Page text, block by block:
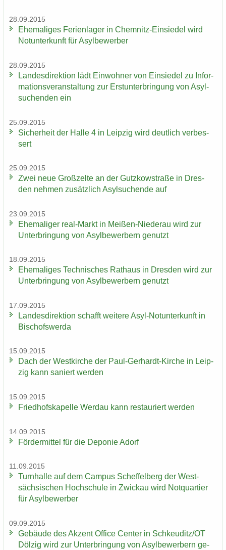
28.09.2015
Ehe­ma­li­ges Fe­ri­en­la­ger in Chemnitz-​Einsiedel wird
Not­un­ter­kunft für Asyl­be­wer­ber
28.09.2015
Lan­des­di­rek­ti­on lädt Ein­woh­ner von Ein­sie­del zu In­for­
ma­ti­ons­ver­an­stal­tung zur Erst­un­ter­brin­gung von Asyl­
su­chen­den ein
25.09.2015
Si­cher­heit der Halle 4 in Leip­zig wird deut­lich ver­bes­
sert
25.09.2015
Zwei neue Groß­zel­te an der Gutz­kow­stra­ße in Dres­
den neh­men zu­sätz­lich Asyl­su­chen­de auf
23.09.2015
Ehe­ma­li­ger real-​Markt in Meißen-​Niederau wird zur
Un­ter­brin­gung von Asyl­be­wer­bern ge­nutzt
18.09.2015
Ehe­ma­li­ges Tech­ni­sches Rat­haus in Dres­den wird zur
Un­ter­brin­gung von Asyl­be­wer­bern ge­nutzt
17.09.2015
Lan­des­di­rek­ti­on schafft wei­te­re Asyl-​Notunterkunft in
Bi­schofs­wer­da
15.09.2015
Dach der West­kir­che der Paul-​Gerhardt-Kirche in Leip­
zig kann sa­niert wer­den
15.09.2015
Fried­hofs­ka­pel­le Wer­dau kann re­stau­riert wer­den
14.09.2015
För­der­mit­tel für die De­po­nie Adorf
11.09.2015
Turn­hal­le auf dem Cam­pus Schef­fel­berg der West­
säch­si­schen Hoch­schu­le in Zwi­ckau wird Not­quar­tier
für Asyl­be­wer­ber
09.09.2015
Ge­bäu­de des Ak­zent Of­fice Cen­ter in Schkeu­ditz/OT
Döl­zig wird zur Un­ter­brin­gung von Asyl­be­wer­bern ge­